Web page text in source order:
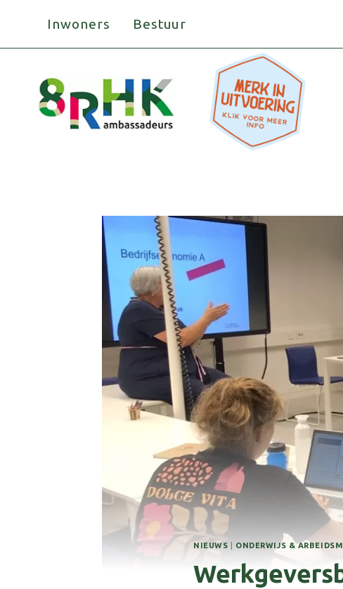
Inwoners Bestuur
NIEUWS ONDERWIJS &